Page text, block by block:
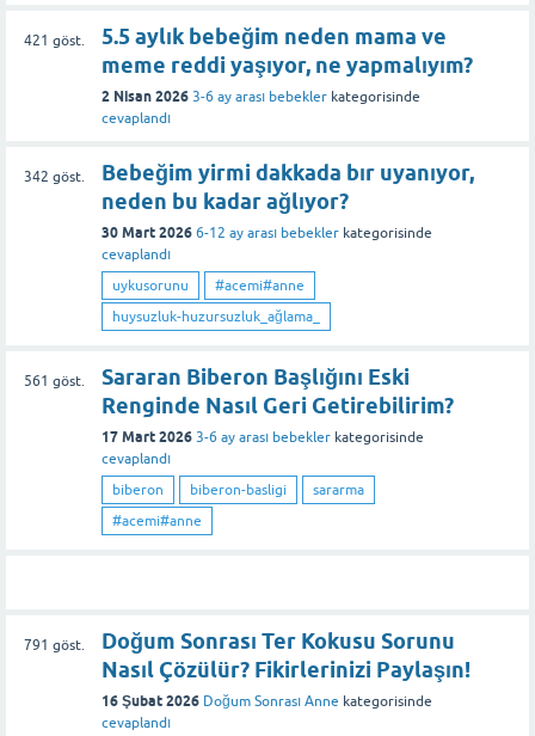
421 göst.
5.5 aylık bebeğim neden mama ve
meme reddi yaşıyor, ne yapmalıyım?
2 Nisan 2026 3-6 ay arası bebekler kategorisinde
cevaplandı
342 göst.
Bebeğim yirmi dakkada bır uyanıyor,
neden bu kadar ağlıyor?
30 Mart 2026 6-12 ay arası bebekler kategorisinde
cevaplandı
uykusorunu
#acemi#anne
huysuzluk-huzursuzluk_ağlama_
561 göst.
Sararan Biberon Başlığını Eski
Renginde Nasıl Geri Getirebilirim?
17 Mart 2026 3-6 ay arası bebekler kategorisinde
cevaplandı
biberon
biberon-basligi
sararma
#acemi#anne
791 göst.
Doğum Sonrası Ter Kokusu Sorunu
Nasıl Çözülür? Fikirlerinizi Paylaşın!
16 Şubat 2026 Doğum Sonrası Anne kategorisinde
cevaplandı